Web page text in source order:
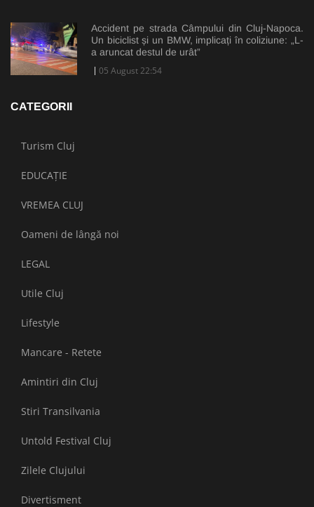
Accident pe strada Câmpului din Cluj-Napoca.
Un biciclist și un BMW, implicați în coliziune: „L-
a aruncat destul de urât”
05 August 22:54
CATEGORII
Turism Cluj
EDUCAȚIE
VREMEA CLUJ
Oameni de lângă noi
LEGAL
Utile Cluj
Lifestyle
Mancare - Retete
Amintiri din Cluj
Stiri Transilvania
Untold Festival Cluj
Zilele Clujului
Divertisment